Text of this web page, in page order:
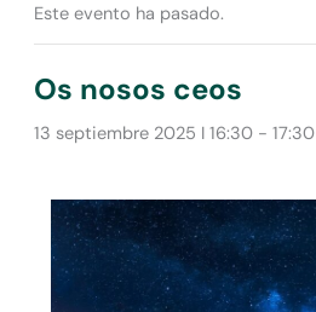
Este evento ha pasado.
Os nosos ceos
13 septiembre 2025 I 16:30- 17:30